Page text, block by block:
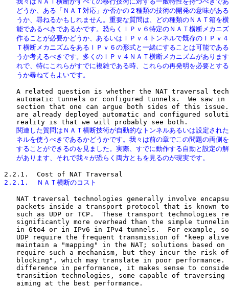
どうか、ある「ＮＡＴ対応」か否かの２種類の技術の開発の意味があ
うか、尋ねるかもしれません。重要な質問は、どの種類のＮＡＴ箱を
能であるべきであるかです。恐らくＩＰｖ６特定のＮＡＴ横断メカニ
作ることが必要かどうか、あるいはＩＰｖ４トンネルで既存のＩＰｖ
Ｔ横断メカニズムをあるＩＰｖ６の形式と一緒にすることは可能であ
うか考えるべきです。多くのＩＰｖ４ＮＡＴ横断メカニズムがありま
れで、特にこれらがすでに複雑である時、これらの再発明を必要とす
   うか尋ねてもよいです。
A related question is whether the NAT traversal
automatic tunnels or configured tunnels.  We saw in
section that one can argue both sides of this
are already deployed automatic and configured
関連した質問はＮＡＴ横断技術が自動的なトンネルあるいは設定され
ネルを使うべきであるかどうかです。我々は前の章でこの問題の両側
することができるのを見ました。実際、すでに動作する自動と設定の
   があります、それで我々が恐らく両方ともを見るのが現実です。
2.2.1.  ＮＡＴ横断のコスト
NAT traversal technologies generally involve
packets inside a transport protocol that is known
such as UDP or TCP.  These transport technologies
significantly more overhead than the simple
in 6to4 or in IPv6 in IPv4 tunnels.  For example,
UDP require the frequent transmission of "keep
maintain a "mapping" in the NAT; solutions based on
require such a mechanism, but they incur the risk
blocking", which may translate in poor performance.
difference in performance, it makes sense to
transition technologies, some capable of traversing